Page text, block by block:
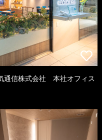
通信株式会社 本社オフィス